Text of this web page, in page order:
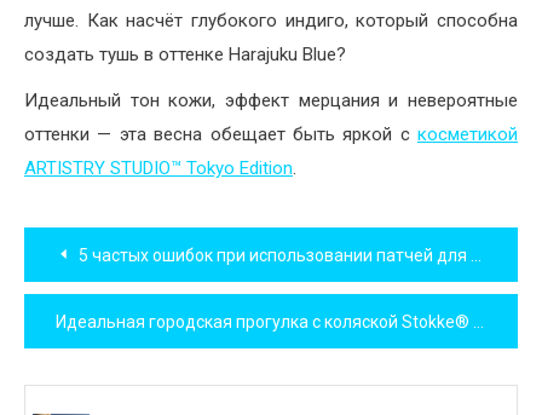
лучше. Как насчёт глубокого индиго, который способна
создать тушь в оттенке Harajuku Blue?
Идеальный тон кожи, эффект мерцания и невероятные
оттенки — эта весна обещает быть яркой с косметикой
ARTISTRY STUDIO™ Tokyo Edition.
Навигация
по
записям
5 частых ошибок при использовании патчей для глаз!
Идеальная городская прогулка с коляской Stokke® Beat™